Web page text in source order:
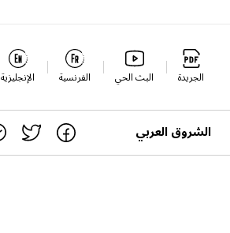
الجريدة البث الحي الفرنسية الإنجليزية
الشروق العربي